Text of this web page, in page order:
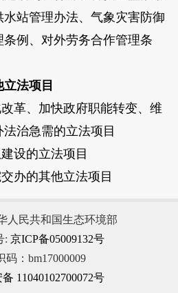
站管理办法、气象灾害防御
例、对外劳务合作管理条
法项目
、加快政府职能转变、维
治急需的立法项目
设的立法项目
的其他立法项目
人民共和国生态环境部
: 京ICP备05009132号
码：bm17000009
11040102700072号